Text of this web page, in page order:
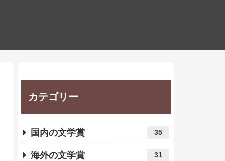
カテゴリー
国内の文学賞 35
海外の文学賞 31